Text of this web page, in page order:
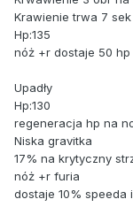
Krawienie trwa 7 sek
Hp:135
nóż +r dostaje 50
Upadły
Hp:130
regeneracja hp na
Niska gravitka
17% na krytyczny
nóż +r furia
dostaje 10% speeda